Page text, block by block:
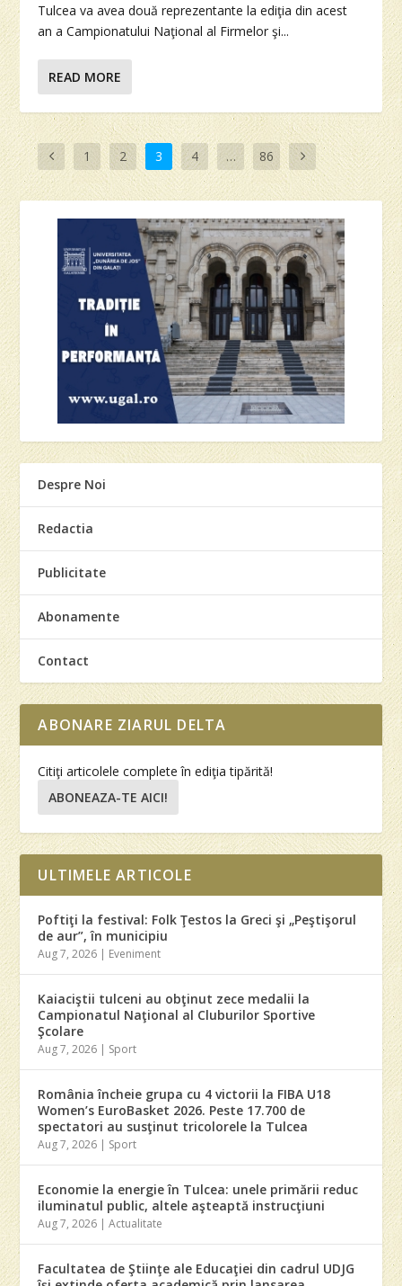
Tulcea va avea două reprezentante la ediţia din acest
an a Campionatului Naţional al Firmelor şi...
READ MORE
1 2 3 4 … 86
Despre Noi
Redactia
Publicitate
Abonamente
Contact
ABONARE ZIARUL DELTA
Citiţi articolele complete în ediţia tipărită!
ABONEAZA-TE AICI!
ULTIMELE ARTICOLE
Poftiţi la festival: Folk Ţestos la Greci şi „Peştişorul
de aur”, în municipiu
Aug 7, 2026 | Eveniment
Kaiaciştii tulceni au obţinut zece medalii la
Campionatul Naţional al Cluburilor Sportive
Şcolare
Aug 7, 2026 | Sport
România încheie grupa cu 4 victorii la FIBA U18
Women’s EuroBasket 2026. Peste 17.700 de
spectatori au susţinut tricolorele la Tulcea
Aug 7, 2026 | Sport
Economie la energie în Tulcea: unele primării reduc
iluminatul public, altele aşteaptă instrucţiuni
Aug 7, 2026 |Actualitate
Facultatea de Ştiinţe ale Educaţiei din cadrul UDJG